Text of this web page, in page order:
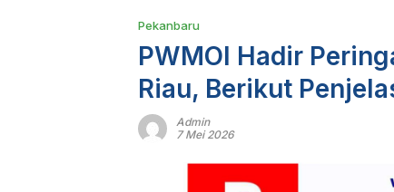
Pekanbaru
PWMOI Hadir
Riau, Berikut
Admin
7 Mei 2026